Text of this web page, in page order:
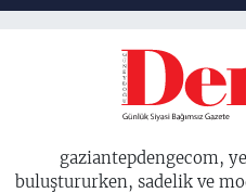
gaziantepdengecom,
buluştururken, sadelik ve